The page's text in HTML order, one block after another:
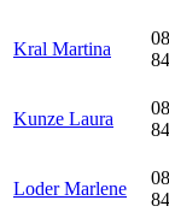
Kral Martina
Kunze Laura
Loder Marlene